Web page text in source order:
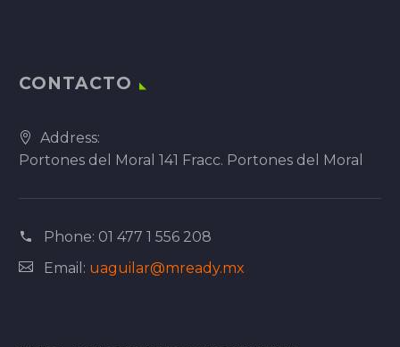
CONTACTO
Address:
Portones del Moral 141 Fracc. Portones del Moral
Phone: 01 477 1 556 208
Email: uaguilar@mready.mx